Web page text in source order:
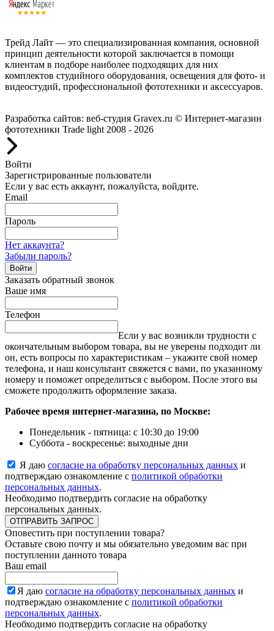
Трейд Лайт — это специализированная компания, основной
принцип деятельности которой заключается в помощи
клиентам в подборе наиболее подходящих для них
комплектов студийного оборудования, освещения для фото- и
видеостудий, профессиональной фототехники и аксессуаров.
Разработка сайтов: веб-студия Gravex.ru © Интернет-магазин
фототехники Trade light 2008 - 2026
Войти
Зарегистрированные пользователи
Если у вас есть аккаунт, пожалуйста, войдите.
Email
Пароль
Нет аккаунта?
Забыли пароль?
Войти
Заказать обратный звонок
Ваше имя
Телефон
Если у вас возникли трудности с
окончательным выбором товара, вы не уверены подходит ли
он, есть вопросы по характеристикам – укажите свой номер
телефона, и наш консультант свяжется с вами, по указанному
номеру и поможет определиться с выбором. После этого вы
сможете продолжить оформление заказа.
Рабочее время интернет-магазина, по Москве:
Понедельник - пятница: с 10:30 до 19:00
Суббота - воскресенье: выходные дни
Я даю согласие на обработку персональных данных и
подтверждаю ознакомление с политикой обработки
персональных данных.
Необходимо подтвердить согласие на обработку
персональных данных.
ОТПРАВИТЬ ЗАПРОС
Оповестить при поступлении товара?
Оставьте свою почту и мы обязательно уведомим вас при
поступлении данното товара
Ваш email
Я даю согласие на обработку персональных данных и
подтверждаю ознакомление с политикой обработки
персональных данных.
Необходимо подтвердить согласие на обработку